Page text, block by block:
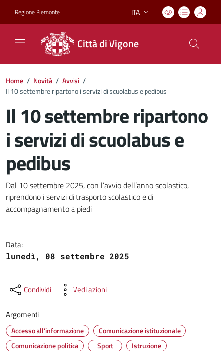
Regione Piemonte Lingua attiva:
ITA
Città di Vigone
Home / Novità / Avvisi /
Il 10 settembre ripartono i servizi di scuolabus e pedibus
Il 10 settembre ripartono
i servizi di scuolabus e
pedibus
Dettagli del documento
Dal 10 settembre 2025, con l’avvio dell’anno scolastico,
riprendono i servizi di trasporto scolastico e di
accompagnamento a piedi
Data:
lunedì, 08 settembre 2025
Condividi Vedi azioni
Argomenti
Accesso all'informazione
Comunicazione istituzionale
Comunicazione politica
Sport
Istruzione